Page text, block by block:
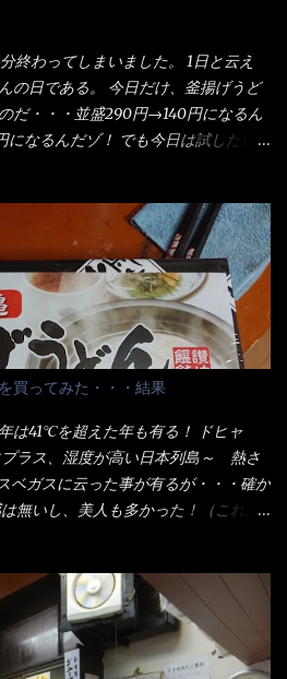
終わってしまいました。 1日と云え
の日である。 今日だけ、釜揚げうど
だ・・・並盛290円→140円になるん
なるんだゾ！ でも今日は試したい
るまで湯に浸かっているわけで、最
かコシが違う！ だったら湯なんか要
後の麺だけいいよ！となるでしょ
、やっぱり＜湯無し＞注文は、裏注
れと店員によっては、理解出来ない
でランチ混雑前に、行くのが店への
入り・・・『釜揚げうどん得を湯ナ
にいたオッサン店員はキョトンとし
く理解していないな） すると茹で方
い！！』とオッサンを向こうへやっ
してうどんだけ入れて出して来まし
・・ で今日の2021年後半1回目のサ
ある。 前回も、大しか食べていない
腹度になるのか？ この得サイズの木
ズだなぁ～ この木桶サイズに、満々
むうちに、麺が伸びてしまうだろ
買ってみた・・・結果
41℃を超えた年も有る！ ドヒャ
ラス、湿度が高い日本列島～ 熱さ
ベガスに云った事が有るが・・・確か
無いし、美人も多かった！（これは
頃お世話になっている方への＜ご挨
す。 今では、大分廃れてしまってい
お歳暮など送った事は無い！（キッ
ているのは、官公庁や超大手企業戦